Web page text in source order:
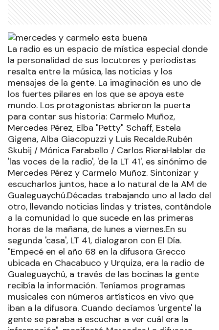
La radio es un espacio de mística especial donde
la personalidad de sus locutores y periodistas
resalta entre la música, las noticias y los
mensajes de la gente. La imaginación es uno de
los fuertes pilares en los que se apoya este
mundo. Los protagonistas abrieron la puerta
para contar sus historia: Carmelo Muñoz,
Mercedes Pérez, Elba "Petty" Schaff, Estela
Gigena, Alba Giacopuzzi y Luis Recalde.Rubén
Skubij / Mónica Farabello / Carlos RieraHablar de
'las voces de la radio', 'de la LT 41', es sinónimo de
Mercedes Pérez y Carmelo Muñoz. Sintonizar y
escucharlos juntos, hace a lo natural de la AM de
Gualeguaychú.Décadas trabajando uno al lado del
otro, llevando noticias lindas y tristes, contándole
a la comunidad lo que sucede en las primeras
horas de la mañana, de lunes a viernes.En su
segunda 'casa', LT 41, dialogaron con El Día.
"Empecé en el año 68 en la difusora Grecco
ubicada en Chacabuco y Urquiza, era la radio de
Gualeguaychú, a través de las bocinas la gente
recibía la información. Teníamos programas
musicales con números artísticos en vivo que
iban a la difusora. Cuando decíamos 'urgente' la
gente se paraba a escuchar a ver cuál era la